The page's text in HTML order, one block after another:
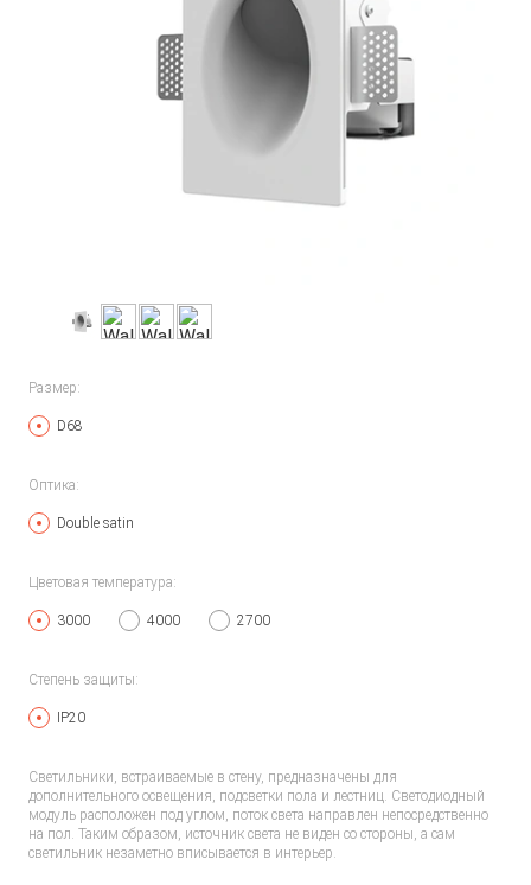
Размер:
D68
Оптика:
Double satin
Цветовая температура:
3000 4000 2700
Степень защиты:
IP20
Светильники, встраиваемые в стену, предназначены для
дополнительного освещения, подсветки пола и лестниц. Светодиодный
модуль расположен под углом, поток света направлен непосредственно
на пол. Таким образом, источник света не виден со стороны, а сам
светильник незаметно вписывается в интерьер.